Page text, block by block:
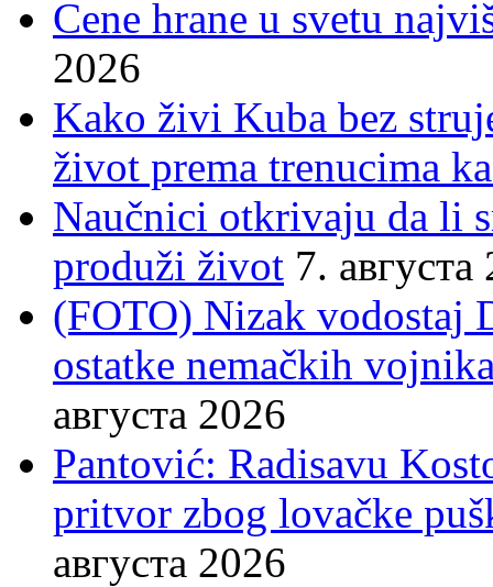
Cene hrane u svetu
2026
Kako živi Kuba bez
život prema trenucima
Naučnici otkrivaju da li
produži život 7. августа
(FOTO) Nizak vodostaj
ostatke nemačkih
августа 2026
Pantović: Radisavu
pritvor zbog lovačke
августа 2026